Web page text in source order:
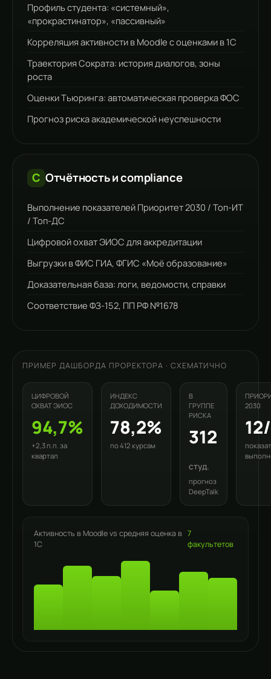
Профиль студента: «системный»,
«прокрастинатор», «пассивный»
Корреляция активности в Moodle с оценками в 1С
Траектория Сократа: история диалогов, зоны
роста
Оценки Тьюринга: автоматическая проверка ФОС
Прогноз риска академической неуспешности
C Отчётность и compliance
Выполнение показателей Приоритет 2030 / Топ-ИТ
/ Топ-ДС
Цифровой охват ЭИОС для аккредитации
Выгрузки в ФИС ГИА, ФГИС «Моё образование»
Доказательная база: логи, ведомости, справки
Соответствие ФЗ-152, ПП РФ №1678
ПРИМЕР ДАШБОРДА ПРОРЕКТОРА · СХЕМАТИЧНО
ЦИФРОВОЙ
ОХВАТ ЭИОС
94,7%
+2,3 п.п. за
квартал
ИНДЕКС
ДОХОДИМОСТИ
78,2%
по 412 курсам
В
ГРУППЕ
РИСКА
312
студ.
прогноз
DeepTalk
2030
Активность в Moodle vs средняя оценка в
1С
7
факультетов